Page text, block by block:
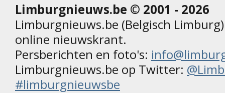
Limburgnieuws.be © 2001 - 2026
Limburgnieuws.be (Belgisch
online nieuwskrant.
Persberichten en foto's:
Limburgnieuws.be op Twitter:
#limburgnieuwsbe